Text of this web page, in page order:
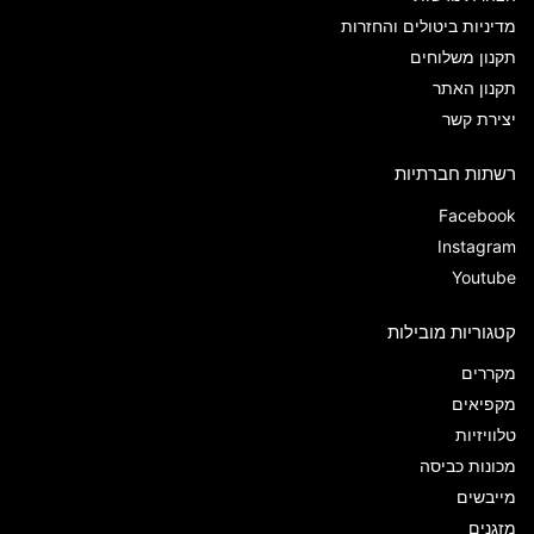
מדיניות ביטולים והחזרות
תקנון משלוחים
תקנון האתר
יצירת קשר
רשתות חברתיות
Facebook
Instagram
Youtube
קטגוריות מובילות
מקררים
מקפיאים
טלוויזיות
מכונות כביסה
מייבשים
מזגנים